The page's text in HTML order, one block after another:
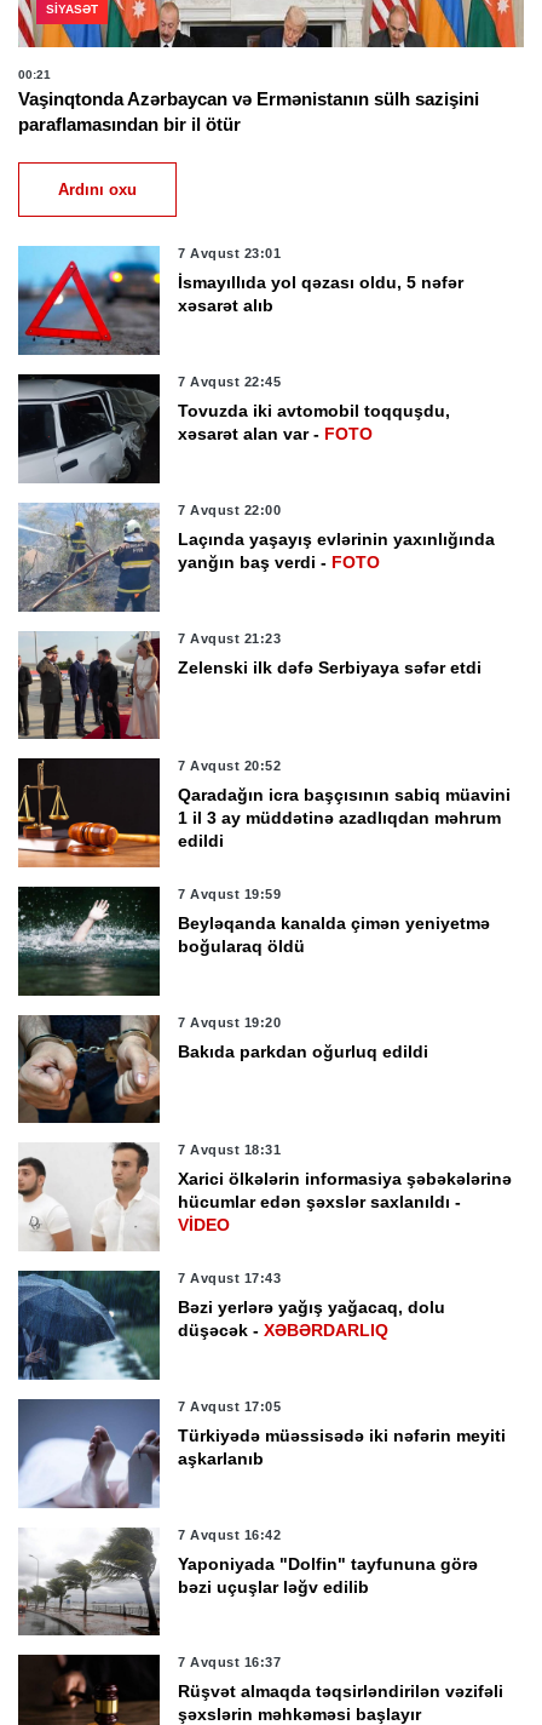
SIYASƏT
00:21
Vaşinqtonda Azərbaycan və Ermənistanın sülh sazişini
paraflamasından bir il ötür
Ardını oxu
7 Avqust 23:01
İsmayıllıda yol qəzası oldu, 5 nəfər
xəsarət alıb
7 Avqust 22:45
Tovuzda iki avtomobil toqquşdu,
xəsarət alan var - FOTO
7 Avqust 22:00
Laçında yaşayış evlərinin yaxınlığında
yanğın baş verdi - FOTO
7 Avqust 21:23
Zelenski ilk dəfə Serbiyaya səfər etdi
7 Avqust 20:52
Qaradağın icra başçısının sabiq müavini
1 il 3 ay müddətinə azadlıqdan məhrum
edildi
7 Avqust 19:59
Beyləqanda kanalda çimən yeniyetmə
boğularaq öldü
7 Avqust 19:20
Bakıda parkdan oğurluq edildi
7 Avqust 18:31
Xarici ölkələrin informasiya şəbəkələrinə
hücumlar edən şəxslər saxlanıldı -
VİDEO
7 Avqust 17:43
Bəzi yerlərə yağış yağacaq, dolu
düşəcək -XƏBƏRDARLIQ
7 Avqust 17:05
Türkiyədə müəssisədə iki nəfərin meyiti
aşkarlanıb
7 Avqust 16:42
Yaponiyada "Dolfin" tayfununa görə
bəzi uçuşlar ləğv edilib
7 Avqust 16:37
Rüşvət almaqda təqsirləndirilən vəzifəli
şəxslərin məhkəməsi başlayır